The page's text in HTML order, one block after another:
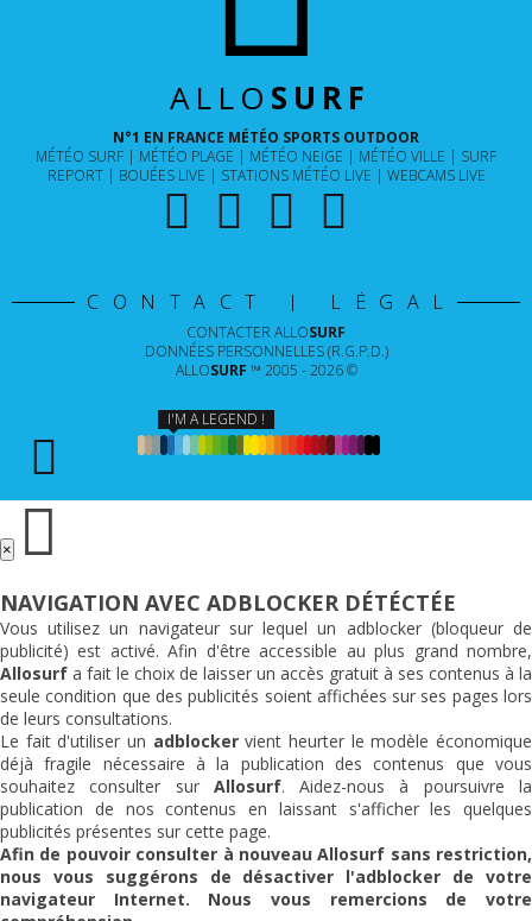
ALLO SURF
N°1 EN FRANCE MÉTÉO SPORTS OUTDOOR
MÉTÉO SURF
MÉTÉO PLAGE MÉTÉO NEIGE MÉTÉO VILLE
SURF
REPORT
BOUÉES LIVE STATIONS MÉTÉO LIVE WEBCAMS LIVE
CONTACT | LÉGAL
CONTACTER ALLOSURF
DONNÉES PERSONNELLES (R.G.P.D.)
ALLOSURF ™ 2005 - 2026 ©
I'M A LEGEND !
×
NAVIGATION AVEC ADBLOCKER DÉTÉCTÉE
Vous utilisez un navigateur sur lequel un adblocker (bloqueur de
publicité) est activé. Afin d'être accessible au plus grand nombre,
Allosurf a fait le choix de laisser un accès gratuit à ses contenus à la
seule condition que des publicités soient affichées sur ses pages lors
de leurs consultations.
Le fait d'utiliser un adblockervient heurter le modèle économique
déjà fragile nécessaire à la publication des contenus que vous
souhaitez consulter sur Allosurf. Aidez-nous à poursuivre la
publication de nos contenus en laissant s'afficher les quelques
publicités présentes sur cette page.
Afin de pouvoir consulter à nouveauAllosurf sans restriction,
nous vous suggérons de désactiver l'adblocker de votre
navigateur Internet. Nous vous remercions de votre